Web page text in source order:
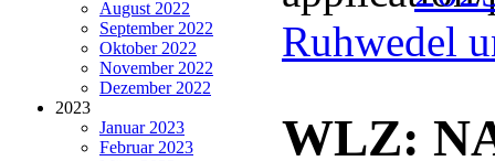
August 2022
September 2022
Oktober 2022
November 2022
Dezember 2022
2023
Januar 2023
Februar 2023
Ruhwedel
WLZ: